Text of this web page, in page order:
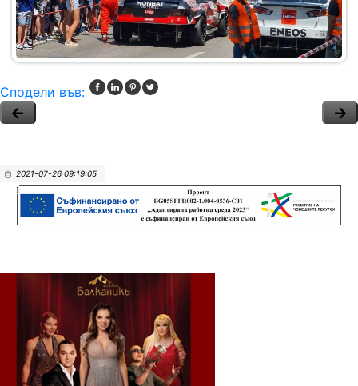
Сподели във:
2021-07-26 09:19:05